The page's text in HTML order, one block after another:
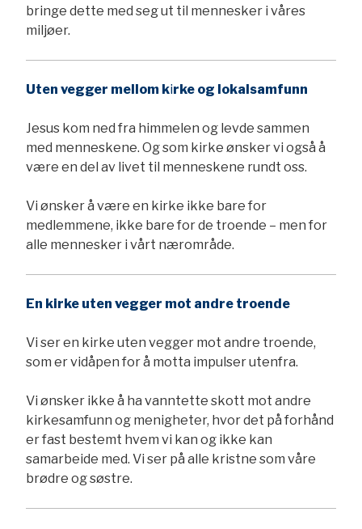
bringe dette med seg ut til mennesker i våres
miljøer.
Uten vegger mellom kirke og lokalsamfunn
Jesus kom ned fra himmelen og levde sammen
med menneskene. Og som kirke ønsker vi også å
være en del av livet til menneskene rundt oss.
Vi ønsker å være en kirke ikke bare for
medlemmene, ikke bare for de troende – men for
alle mennesker i vårt nærområde.
En kirke uten vegger mot andre troende
Vi ser en kirke uten vegger mot andre troende,
som er vidåpen for å motta impulser utenfra.
Vi ønsker ikke å ha vanntette skott mot andre
kirkesamfunn og menigheter, hvor det på forhånd
er fast bestemt hvem vi kan og ikke kan
samarbeide med. Vi ser på alle kristne som våre
brødre og søstre.